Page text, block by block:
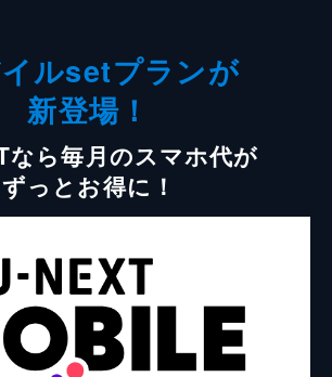
ルsetプランが
新登場！
なら毎月のスマホ代が
ずっとお得に！